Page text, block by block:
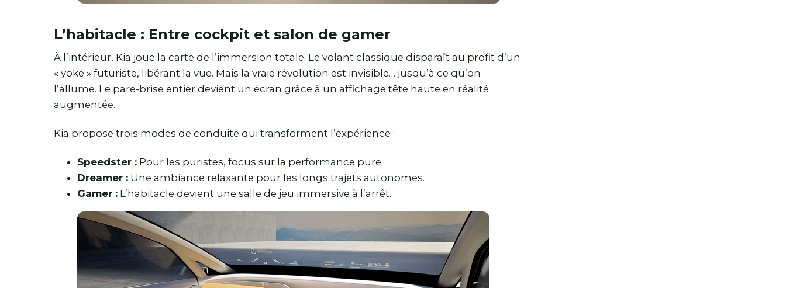
L’habitacle : Entre cockpit et salon de gamer
À l’intérieur, Kia joue la carte de l’immersion totale. Le volant classique disparaît au profit d’un
« yoke » futuriste, libérant la vue. Mais la vraie révolution est invisible… jusqu’à ce qu’on
l’allume. Le pare-brise entier devient un écran grâce à un affichage tête haute en réalité
augmentée.
Kia propose trois modes de conduite qui transforment l’expérience :
Speedster : Pour les puristes, focus sur la performance pure.
Dreamer : Une ambiance relaxante pour les longs trajets autonomes.
Gamer : L’habitacle devient une salle de jeu immersive à l’arrêt.